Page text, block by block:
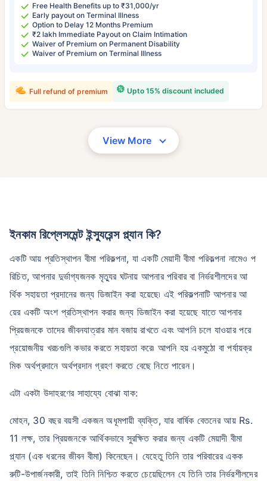
Free Health Benefits up to ₹31,000/yr
Early payout on Terminal Illness
Option to Delay 12 Months Premium
₹2 lakh Immediate Payout on Claim Intimation
Waiver of Premium on Permanent Disability
Waiver of Premium on Terminal Illness
Upto 15% discount included
Full refund of premium
View More
ইনকাম রিপ্লেসমেন্ট ইন্স্যুরেন্স প্ল্যান কি?
একটি আয় প্রতিস্থাপন বীমা পরিকল্পনা, যা একটি মেয়াদী বীমা পরিকল্পনা নামেও প
রিচিত, আপনার দুর্ভাগ্যজনক মৃত্যুর ঘটনায় আপনার পরিবার বা নির্ভরশীলদের আ
র্থিক সহায়তা প্রদানের জন্য ডিজাইন করা হয়েছে৷ এই পরিকল্পনাটি আপনার আ
য়ের একটি অংশ প্রতিস্থাপন করার জন্য ডিজাইন করা হয়েছে যাতে আপনার
প্রিয়জনকে তাদের জীবনযাত্রার মান বজায় রাখতে এবং আপনি চলে যাওয়ার পরে
প্রয়োজনীয় খরচগুলি কভার করতে সহায়তা করে৷ আপনি হয় একমুঠো বা পর্যায়ক্র
মিক অর্থপ্রদানে অর্থপ্রদান গ্রহণ করতে বেছে নিতে পারেন।
এটা একটা উদাহরণের সাহায্যে বোঝা যাক:
মোহন, 30 বছর বয়সী একজন অধূমপায়ী ব্যক্তি, যার বার্ষিক বেতনের আয় Rs.
11 লক্ষ, তার প্রিয়জনকে আর্থিকভাবে সুরক্ষিত করার জন্য একটি মেয়াদী বীমা
প্ল্যান (এক ধরনের জীবন বীমা) কিনেছেন। যেহেতু তিনি তার পরিবারের একক
রুটি-উপার্জনকারী, তাই তিনি নিশ্চিত করতে চেয়েছিলেন যে তিনি তার নির্ভরশীলদের